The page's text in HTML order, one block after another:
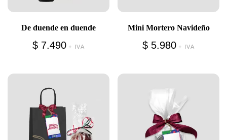
De duende en duende
$ 7.490 + IVA
Mini Mortero Navideño
$ 5.980 + IVA